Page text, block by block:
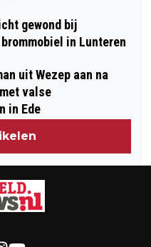
gewond bij
in Lunteren
uit Wezep aan na
valse
in Ede